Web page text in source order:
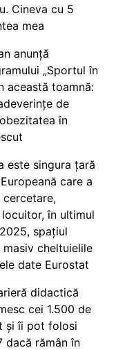
Cineva cu 5
mea
anunță
„Sportul în
această toamnă:
de
în
este singura țară
care a
cercetare,
în ultimul
spațiul
cheltuielile
date Eurostat
didactică
cei 1.500 de
și îi pot folosi
dacă rămân în